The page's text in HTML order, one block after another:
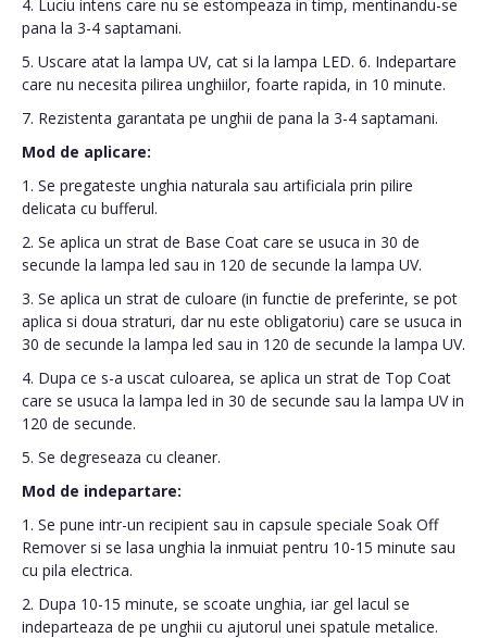
4. Luciu intens care nu se estompeaza in timp, mentinandu-se
pana la 3-4 saptamani.
5. Uscare atat la lampa UV, cat si la lampa LED. 6. Indepartare
care nu necesita pilirea unghiilor, foarte rapida, in 10 minute.
7. Rezistenta garantata pe unghii de pana la 3-4 saptamani.
Mod de aplicare:
1. Se pregateste unghia naturala sau artificiala prin pilire
delicata cu bufferul.
2. Se aplica un strat de Base Coat care se usuca in 30 de
secunde la lampa led sau in 120 de secunde la lampa UV.
3. Se aplica un strat de culoare (in functie de preferinte, se pot
aplica si doua straturi, dar nu este obligatoriu) care se usuca in
30 de secunde la lampa led sau in 120 de secunde la lampa UV.
4. Dupa ce s-a uscat culoarea, se aplica un strat de Top Coat
care se usuca la lampa led in 30 de secunde sau la lampa UV in
120 de secunde.
5. Se degreseaza cu cleaner.
Mod de indepartare:
1. Se pune intr-un recipient sau in capsule speciale Soak Off
Remover si se lasa unghia la inmuiat pentru 10-15 minute sau
cu pila electrica.
2. Dupa 10-15 minute, se scoate unghia, iar gel lacul se
indeparteaza de pe unghii cu ajutorul unei spatule metalice.